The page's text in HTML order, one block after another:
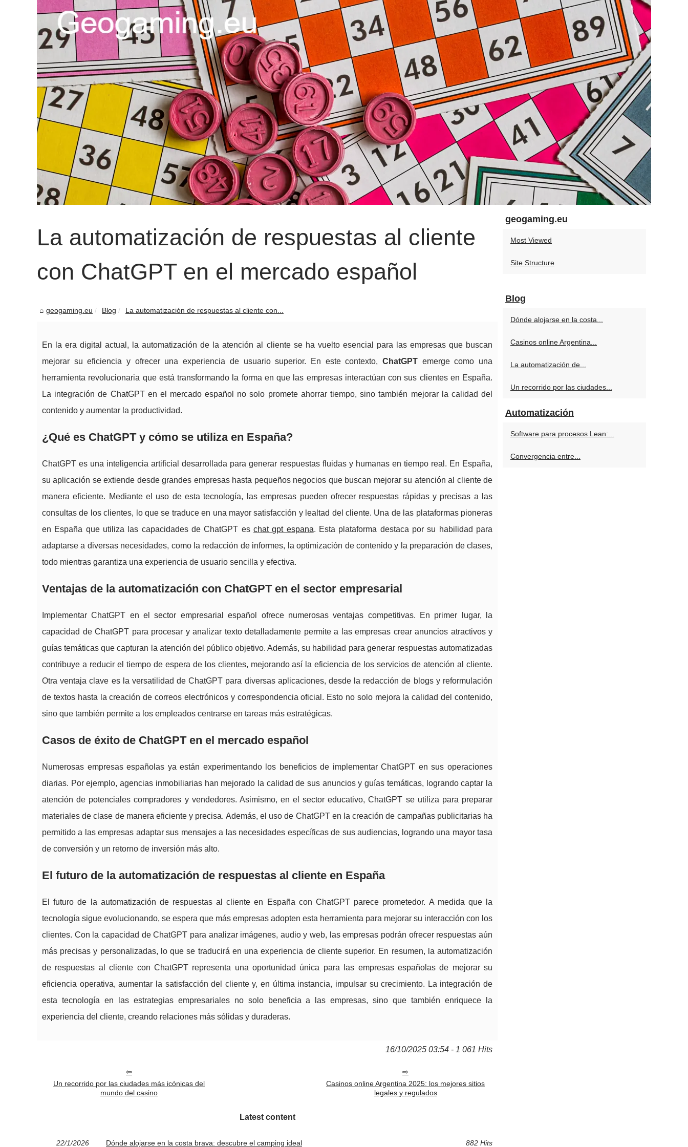
La automatización de respuestas al cliente
con ChatGPT en el mercado español
geogaming.eu Blog La automatización de respuestas al cliente con...
En la era digital actual, la automatización de la atención al cliente se ha vuelto esencial para las empresas que buscan
mejorar su eficiencia y ofrecer una experiencia de usuario superior. En este contexto, ChatGPTemerge como una
herramienta revolucionaria que está transformando la forma en que las empresas interactúan con sus clientes en España.
La integración de ChatGPT en el mercado español no solo promete ahorrar tiempo, sino también mejorar la calidad del
contenido y aumentar la productividad.
¿Qué es ChatGPT y cómo se utiliza en España?
ChatGPT es una inteligencia artificial desarrollada para generar respuestas fluidas y humanas en tiempo real. En España,
su aplicación se extiende desde grandes empresas hasta pequeños negocios que buscan mejorar su atención al cliente de
manera eficiente. Mediante el uso de esta tecnología, las empresas pueden ofrecer respuestas rápidas y precisas a las
consultas de los clientes, lo que se traduce en una mayor satisfacción y lealtad del cliente. Una de las plataformas pioneras
en España que utiliza las capacidades de ChatGPT es chat gpt espana. Esta plataforma destaca por su habilidad para
adaptarse a diversas necesidades, como la redacción de informes, la optimización de contenido y la preparación de clases,
todo mientras garantiza una experiencia de usuario sencilla y efectiva.
Ventajas de la automatización con ChatGPT en el sector empresarial
Implementar ChatGPT en el sector empresarial español ofrece numerosas ventajas competitivas. En primer lugar, la
capacidad de ChatGPT para procesar y analizar texto detalladamente permite a las empresas crear anuncios atractivos y
guías temáticas que capturan la atención del público objetivo. Además, su habilidad para generar respuestas automatizadas
contribuye a reducir el tiempo de espera de los clientes, mejorando así la eficiencia de los servicios de atención al cliente.
Otra ventaja clave es la versatilidad de ChatGPT para diversas aplicaciones, desde la redacción de blogs y reformulación
de textos hasta la creación de correos electrónicos y correspondencia oficial. Esto no solo mejora la calidad del contenido,
sino que también permite a los empleados centrarse en tareas más estratégicas.
Casos de éxito de ChatGPT en el mercado español
Numerosas empresas españolas ya están experimentando los beneficios de implementar ChatGPT en sus operaciones
diarias. Por ejemplo, agencias inmobiliarias han mejorado la calidad de sus anuncios y guías temáticas, logrando captar la
atención de potenciales compradores y vendedores. Asimismo, en el sector educativo, ChatGPT se utiliza para preparar
materiales de clase de manera eficiente y precisa. Además, el uso de ChatGPT en la creación de campañas publicitarias ha
permitido a las empresas adaptar sus mensajes a las necesidades específicas de sus audiencias, logrando una mayor tasa
de conversión y un retorno de inversión más alto.
El futuro de la automatización de respuestas al cliente en España
El futuro de la automatización de respuestas al cliente en España con ChatGPT parece prometedor. A medida que la
tecnología sigue evolucionando, se espera que más empresas adopten esta herramienta para mejorar su interacción con los
clientes. Con la capacidad de ChatGPT para analizar imágenes, audio y web, las empresas podrán ofrecer respuestas aún
más precisas y personalizadas, lo que se traducirá en una experiencia de cliente superior. En resumen, la automatización
de respuestas al cliente con ChatGPT representa una oportunidad única para las empresas españolas de mejorar su
eficiencia operativa, aumentar la satisfacción del cliente y, en última instancia, impulsar su crecimiento. La integración de
esta tecnología en las estrategias empresariales no solo beneficia a las empresas, sino que también enriquece la
experiencia del cliente, creando relaciones más sólidas y duraderas.
16/10/2025 03:54 - 1 061 Hits
Un recorrido por las ciudades más icónicas del
mundo del casino
Casinos online Argentina 2025: los mejores sitios
legales y regulados
Latest content
22/1/2026 Dónde alojarse en la costa brava: descubre el camping ideal 882 Hits
geogaming.eu
Most Viewed
Site Structure
Blog
Dónde alojarse en la costa...
Casinos online Argentina...
La automatización de...
Un recorrido por las ciudades...
Automatización
Software para procesos Lean:...
Convergencia entre...